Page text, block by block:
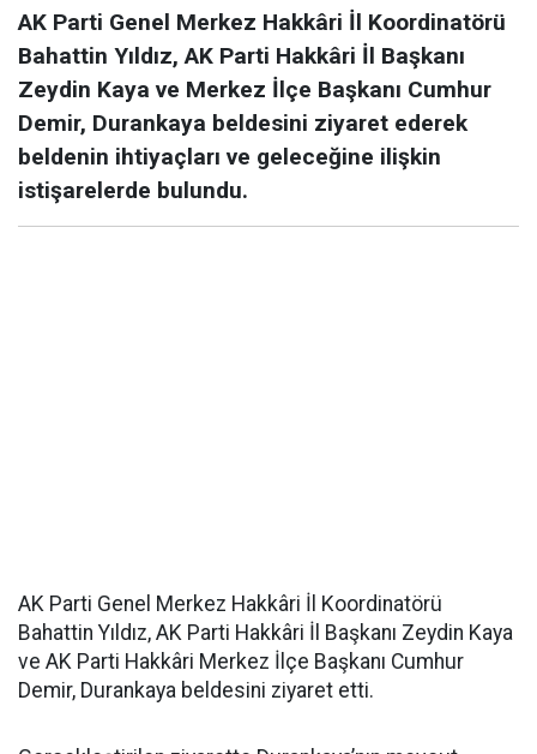
AK Parti Genel Merkez Hakkâri İl Koordinatörü
Bahattin Yıldız, AK Parti Hakkâri İl Başkanı
Zeydin Kaya ve Merkez İlçe Başkanı Cumhur
Demir, Durankaya beldesini ziyaret ederek
beldenin ihtiyaçları ve geleceğine ilişkin
istişarelerde bulundu.
AK Parti Genel Merkez Hakkâri İl Koordinatörü
Bahattin Yıldız, AK Parti Hakkâri İl Başkanı Zeydin Kaya
ve AK Parti Hakkâri Merkez İlçe Başkanı Cumhur
Demir, Durankaya beldesini ziyaret etti.